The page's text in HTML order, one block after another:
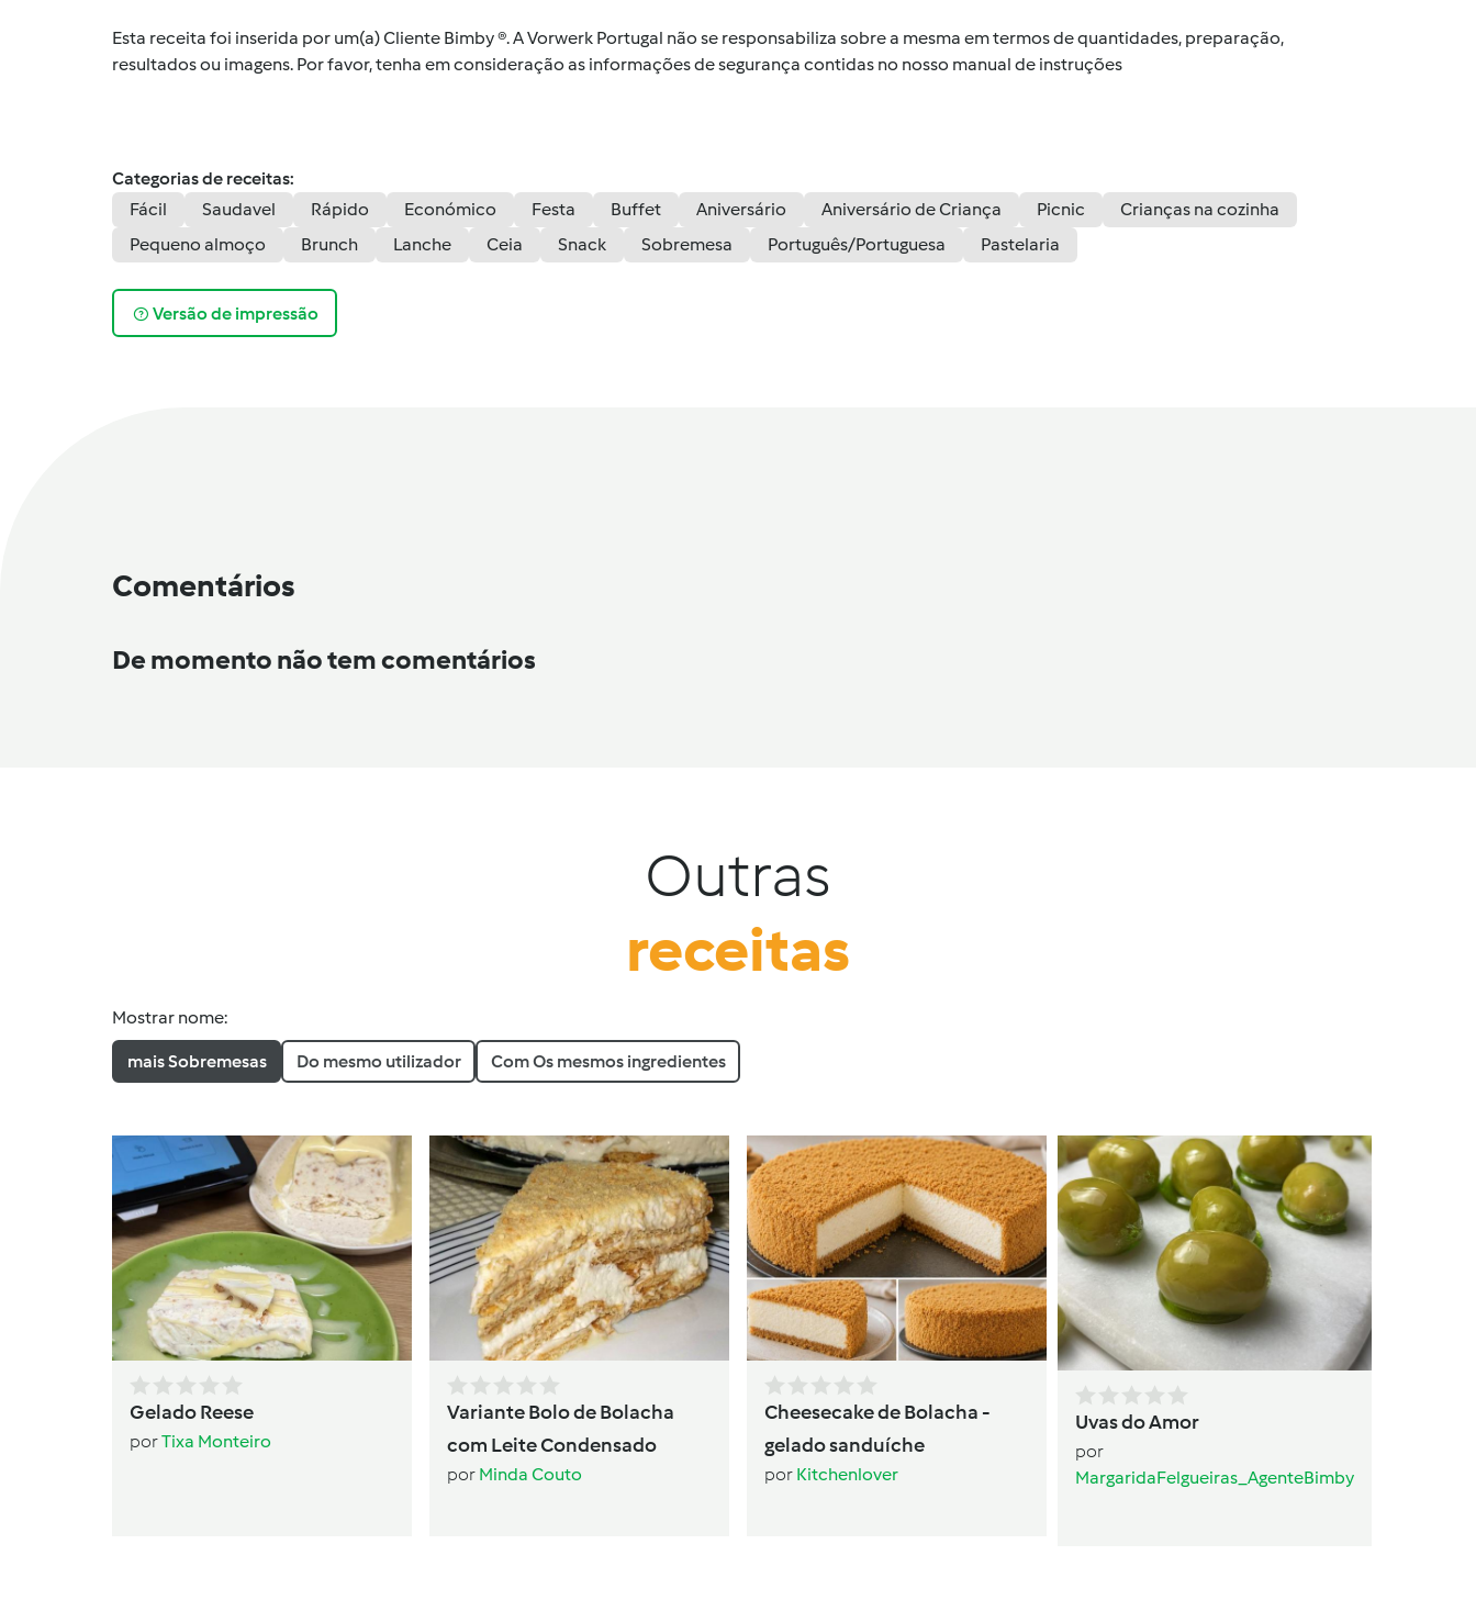
Esta receita foi inserida por um(a) Cliente Bimby ®. A Vorwerk Portugal não se responsabiliza sobre a mesma em termos de quantidades, preparação,
resultados ou imagens. Por favor, tenha em consideração as informações de segurança contidas no nosso manual de instruções
Categorias de receitas:
Fácil
Saudavel Rápido Económico Festa Buffet Aniversário Aniversário de Criança Picnic
Crianças na cozinha
Pequeno almoço
Brunch Lanche Ceia Snack Sobremesa Português/Portuguesa Pastelaria
Versão de impressão
Comentários
De momento não tem comentários
Outras
receitas
Mostrar nome:
mais Sobremesas Do mesmo utilizador Com Os mesmos ingredientes
Gelado Reese
porTixa Monteiro
Variante Bolo de Bolacha
com Leite Condensado
por Minda Couto
Cheesecake de Bolacha -
gelado sanduíche
por Kitchenlover
Uvas do Amor
por
MargaridaFelgueiras_AgenteBimby